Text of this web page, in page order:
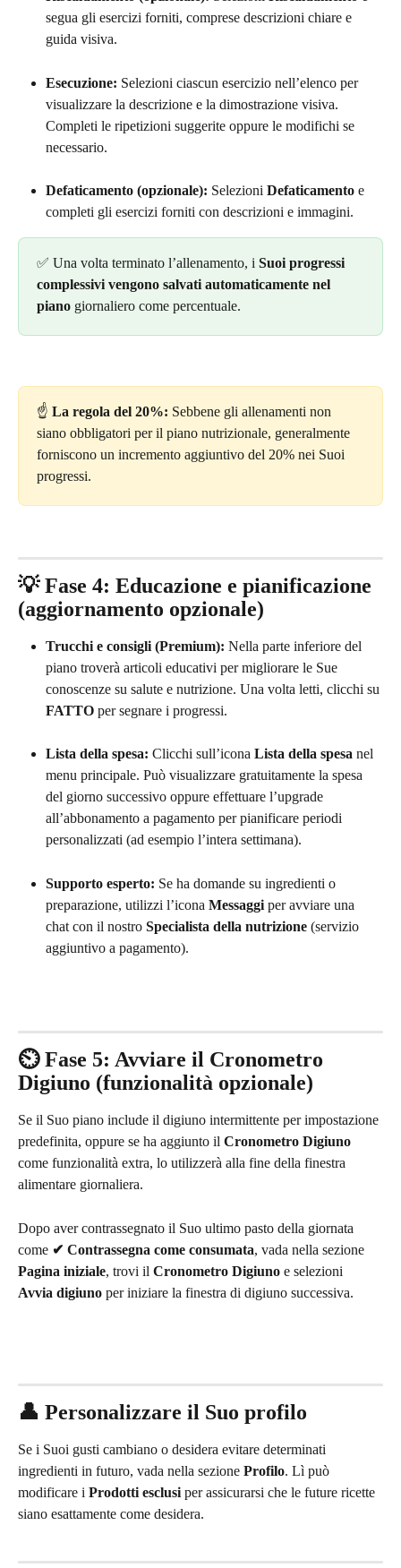
segua gli esercizi forniti, comprese descrizioni chiare e
guida visiva.
Esecuzione: Selezioni ciascun esercizio nell’elenco per
visualizzare la descrizione e la dimostrazione visiva.
Completi le ripetizioni suggerite oppure le modifichi se
necessario.
Defaticamento (opzionale): Selezioni Defaticamento e
completi gli esercizi forniti con descrizioni e immagini.
✅ Una volta terminato l’allenamento, i Suoi progressi
complessivi vengono salvati automaticamente nel
piano giornaliero come percentuale.
☝️ La regola del 20%: Sebbene gli allenamenti non
siano obbligatori per il piano nutrizionale, generalmente
forniscono un incremento aggiuntivo del 20% nei Suoi
progressi.
💡 Fase 4: Educazione e pianificazione
(aggiornamento opzionale)
Trucchi e consigli (Premium): Nella parte inferiore del
piano troverà articoli educativi per migliorare le Sue
conoscenze su salute e nutrizione. Una volta letti, clicchi su
FATTO per segnare i progressi.
Lista della spesa: Clicchi sull’icona Lista della spesa nel
menu principale. Può visualizzare gratuitamente la spesa
del giorno successivo oppure effettuare l’upgrade
all’abbonamento a pagamento per pianificare periodi
personalizzati (ad esempio l’intera settimana).
Supporto esperto: Se ha domande su ingredienti o
preparazione, utilizzi l’icona Messaggi per avviare una
chat con il nostro Specialista della nutrizione (servizio
aggiuntivo a pagamento).
⏲️ Fase 5: Avviare il Cronometro
Digiuno (funzionalità opzionale)
Se il Suo piano include il digiuno intermittente per impostazione
predefinita, oppure se ha aggiunto il Cronometro Digiuno
come funzionalità extra, lo utilizzerà alla fine della finestra
alimentare giornaliera.
Dopo aver contrassegnato il Suo ultimo pasto della giornata
come ✔ Contrassegna come consumata, vada nella sezione
Pagina iniziale, trovi il Cronometro Digiuno e selezioni
Avvia digiuno per iniziare la finestra di digiuno successiva.
👤 Personalizzare il Suo profilo
Se i Suoi gusti cambiano o desidera evitare determinati
ingredienti in futuro, vada nella sezione Profilo. Lì può
modificare i Prodotti esclusi per assicurarsi che le future ricette
siano esattamente come desidera.